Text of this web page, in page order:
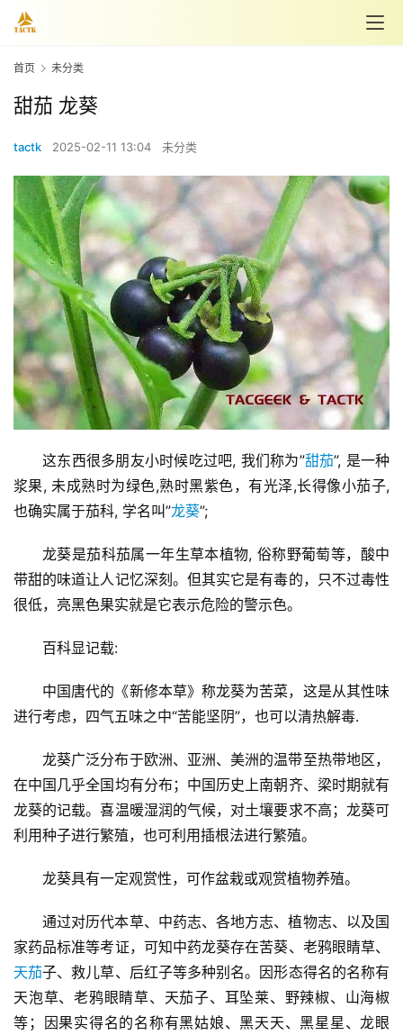
首页 未分类
甜茄 龙葵
tactk 2025-02-11 13:04 未分类
这东西很多朋友小时候吃过吧, 我们称为”甜茄”, 是一种
浆果, 未成熟时为绿色,熟时黑紫色，有光泽,长得像小茄子,
也确实属于茄科, 学名叫”龙葵”;
龙葵是茄科茄属一年生草本植物, 俗称野葡萄等，酸中
带甜的味道让人记忆深刻。但其实它是有毒的，只不过毒性
很低，亮黑色果实就是它表示危险的警示色。
百科显记载:
中国唐代的《新修本草》称龙葵为苦菜，这是从其性味
进行考虑，四气五味之中“苦能坚阴”，也可以清热解毒.
龙葵广泛分布于欧洲、亚洲、美洲的温带至热带地区，
在中国几乎全国均有分布；中国历史上南朝齐、梁时期就有
龙葵的记载。喜温暖湿润的气候，对土壤要求不高；龙葵可
利用种子进行繁殖，也可利用插根法进行繁殖。
龙葵具有一定观赏性，可作盆栽或观赏植物养殖。
通过对历代本草、中药志、各地方志、植物志、以及国
家药品标准等考证，可知中药龙葵存在苦葵、老鸦眼睛草、
天茄子、救儿草、后红子等多种别名。因形态得名的名称有
天泡草、老鸦眼睛草、天茄子、耳坠莱、野辣椒、山海椒
等；因果实得名的名称有黑姑娘、黑天天、黑星星、龙眼